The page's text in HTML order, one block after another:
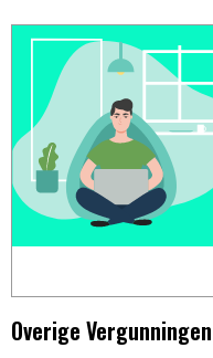
Overige